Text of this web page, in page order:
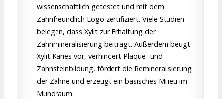
wissenschaftlich getestet und mit dem
Zahnfreundlich Logo zertifiziert. Viele Studien
belegen, dass Xylit zur Erhaltung der
Zahnmineralisierung beiträgt. Außerdem beugt
Xylit Karies vor, verhindert Plaque- und
Zahnsteinbildung, fördert die Remineralisierung
der Zähne und erzeugt ein basisches Milieu im
Mundraum.